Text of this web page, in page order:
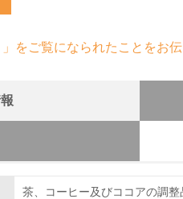
をご覧になられたことをお伝
する方針を持ってい
茶、コーヒー及びココアの調整